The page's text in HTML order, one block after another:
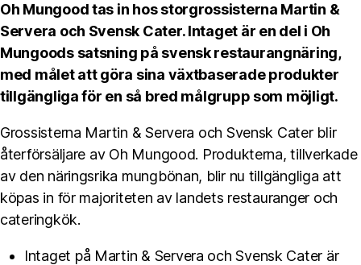
Oh Mungood tas in hos storgrossisterna Martin &
Servera och Svensk Cater. Intaget är en del i Oh
Mungoods satsning på svensk restaurangnäring,
med målet att göra sina växtbaserade produkter
tillgängliga för en så bred målgrupp som möjligt.
Grossisterna Martin & Servera och Svensk Cater blir
återförsäljare av Oh Mungood. Produkterna, tillverkade
av den näringsrika mungbönan, blir nu tillgängliga att
köpas in för majoriteten av landets restauranger och
cateringkök.
Intaget på Martin & Servera och Svensk Cater är